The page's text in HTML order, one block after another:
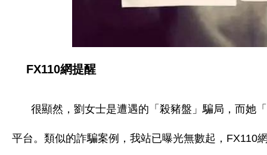
FX110網提醒
很顯然，劉女士是遭遇的「殺豬盤」騙局，而她
平台。類似的詐騙案例，我站已曝光無數起，FX110